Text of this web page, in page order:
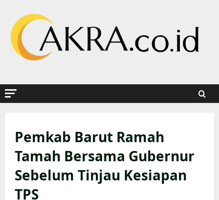
content
Pemkab Barut Ramah
Tamah Bersama Gubernur
Sebelum Tinjau Kesiapan
TPS